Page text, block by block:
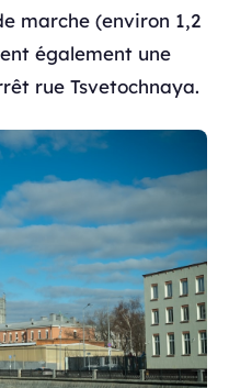
marche (environ 1,2
également une
rue Tsvetochnaya.